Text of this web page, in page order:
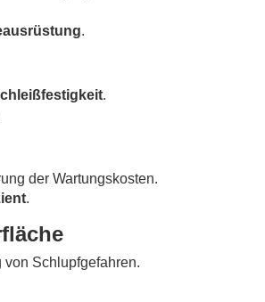
.
.
der Wartungskosten.
.
von Schlupfgefahren.